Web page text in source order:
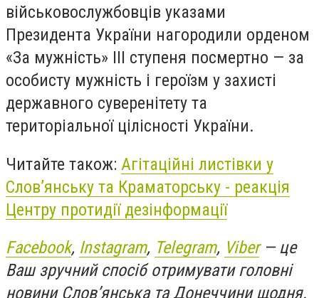
військовослужбовців указами
Президента України нагородили орденом
«За мужність» III ступеня посмертно — за
особисту мужність і героїзм у захисті
державного суверенітету та
територіальної цілісності України.
Читайте також: Агітаційні листівки у
Слов’янську та Краматорську - реакція
Центру протидії дезінформації
Facebook, Instagram, Telegram, Viber— це
Ваш зручний спосіб отримувати головні
новини Слов’янська та Донеччини щодня.